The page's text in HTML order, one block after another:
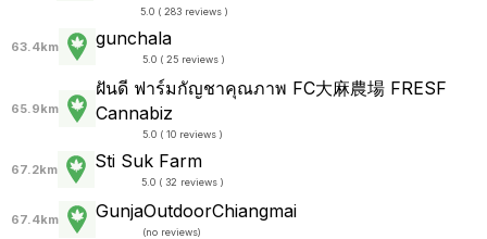
5.0 ( 283 reviews )
63.4km gunchala
5.0 ( 25 reviews )
65.9km
ฝันดี ฟาร์มกัญชาคุณภาพ FC大麻農場 FRESF
Cannabiz
5.0 ( 10 reviews )
67.2km Sti Suk Farm
5.0 ( 32 reviews )
67.4km GunjaOutdoorChiangmai
(no reviews)